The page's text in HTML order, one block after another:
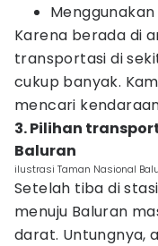
Karena berada di
transportasi di
cukup banyak.
mencari
3. Pilihan
Baluran
ilustrasi Taman Nasional
Setelah tiba di
menuju Baluran
darat. Untungnya,